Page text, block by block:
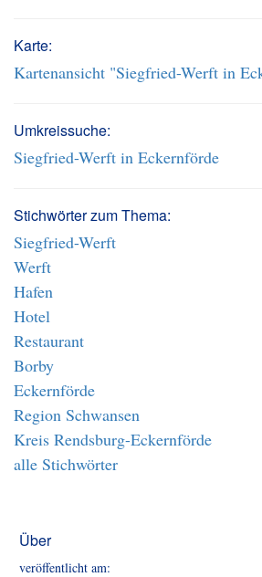
Karte:
Kartenansicht "Siegfried-Werft in
Umkreissuche:
Siegfried-Werft in Eckernförde
Stichwörter zum Thema:
Siegfried-Werft
Werft
Hafen
Hotel
Restaurant
Borby
Eckernförde
Region Schwansen
Kreis Rendsburg-Eckernförde
alle Stichwörter
Über
veröffentlicht am: